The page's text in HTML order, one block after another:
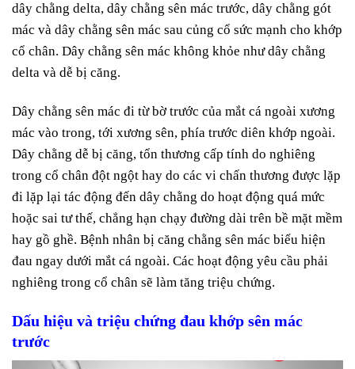
dây chằng delta, dây chằng sên mác trước, dây chằng gót
mác và dây chằng sên mác sau củng cổ sức mạnh cho khớp
cổ chân. Dây chằng sên mác không khỏe như dây chằng
delta và dễ bị căng.
Dây chằng sên mác đi từ bờ trước của mắt cá ngoài xương
mác vào trong, tới xương sên, phía trước diên khớp ngoài.
Dây chằng dễ bị căng, tổn thương cấp tính do nghiêng
trong cổ chân đột ngột hay do các vi chấn thương được lặp
đi lặp lại tác động đến dây chằng do hoạt động quá mức
hoặc sai tư thế, chẳng hạn chạy đường dài trên bề mặt mềm
hay gồ ghề. Bệnh nhân bị căng chằng sên mác biểu hiện
đau ngay dưới mắt cá ngoài. Các hoạt động yêu cầu phải
nghiêng trong cổ chân sẽ làm tăng triệu chứng.
Dấu hiệu và triệu chứng đau khớp sên mác
trước